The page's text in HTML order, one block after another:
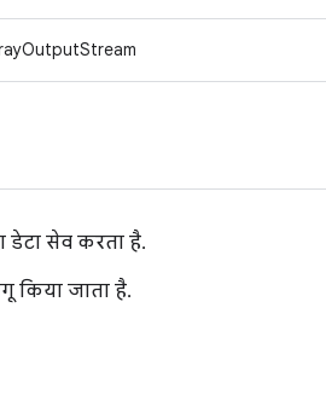
डेटा सेव करता है.
किया जाता है.